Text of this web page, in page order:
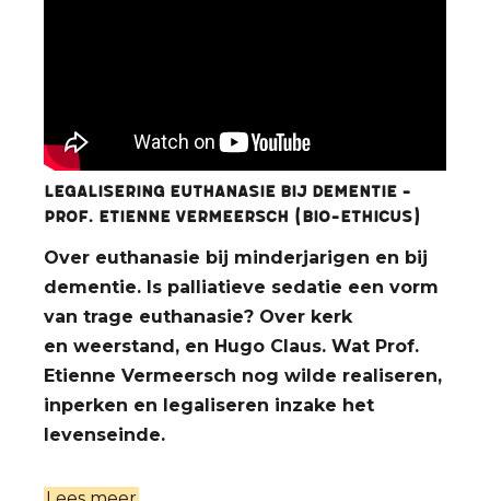
Legalisering euthanasie bij dementie -
Prof. Etienne Vermeersch (bio-ethicus)
Over euthanasie bij minderjarigen en bij
dementie. Is palliatieve sedatie een vorm
van trage euthanasie? Over kerk
en weerstand, en Hugo Claus. Wat Prof.
Etienne Vermeersch nog wilde realiseren,
inperken en legaliseren inzake het
levenseinde.